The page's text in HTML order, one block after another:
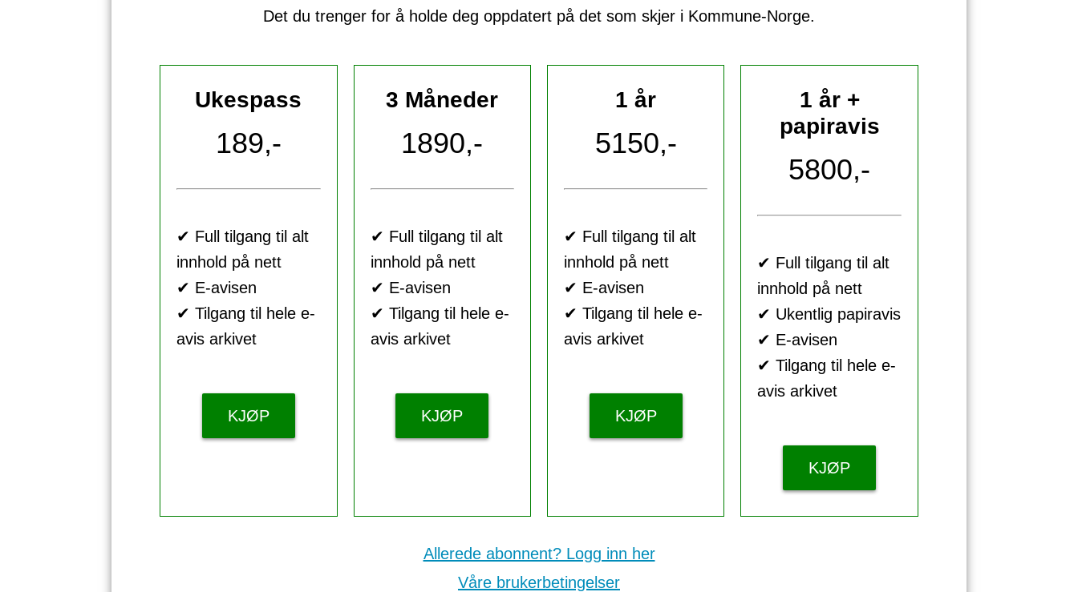
Det du trenger for å holde deg oppdatert på det som skjer i Kommune-Norge.
Ukespass
189,-
✔ Full tilgang til alt
innhold på nett
✔ E-avisen
✔ Tilgang til hele e-
avis arkivet
KJØP
3 Måneder
1890,-
✔ Full tilgang til alt
innhold på nett
✔ E-avisen
✔ Tilgang til hele e-
avis arkivet
KJØP
1 år
5150,-
✔ Full tilgang til alt
innhold på nett
✔ E-avisen
✔ Tilgang til hele e-
avis arkivet
KJØP
1 år +
papiravis
5800,-
✔ Full tilgang til alt
innhold på nett
✔ Ukentlig papiravis
✔ E-avisen
✔ Tilgang til hele e-
avis arkivet
KJØP
Allerede abonnent? Logg inn her
Våre brukerbetingelser